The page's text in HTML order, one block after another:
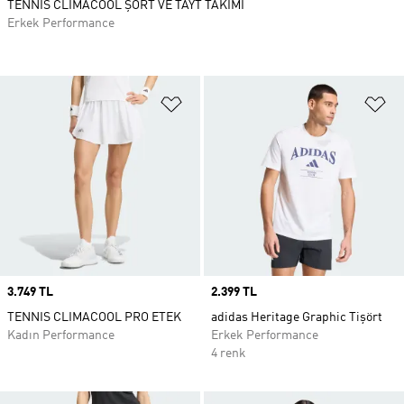
Favori Listesine Ekle
Price
3.749 TL
TENNIS CLIMACOOL PRO ETEK
Kadın Performance
Price
2.399 TL
adidas Heritage Graphic Tişört
Erkek Performance
4 renk
TENNIS CLIMACOOL ŞORT VE TAYT TAKIMI
Erkek Performance